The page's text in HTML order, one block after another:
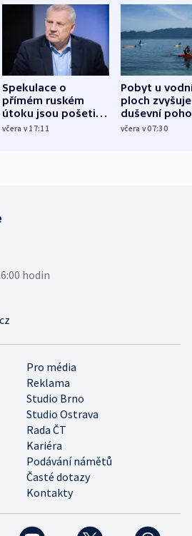
Spekulace o
přímém ruském
útoku jsou pošetilé,
míní estonský
včera v 17:11
Pobyt u
ploch zvyšuje
duševní
ukázala
včera v 07:30
Pro média
Reklama
Studio Brno
Studio Ostrava
Rada ČT
Kariéra
Podávání námětů
Časté dotazy
Kontakty
hodin